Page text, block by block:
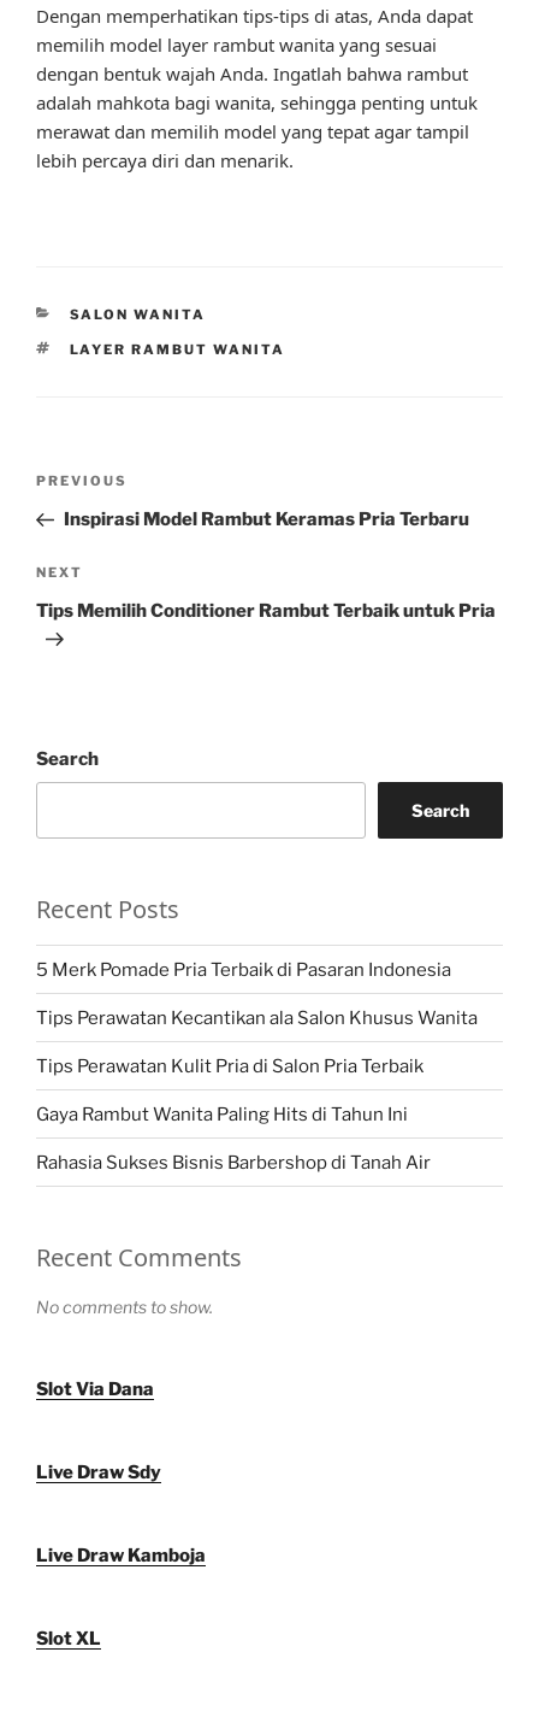
Dengan memperhatikan tips-tips di atas, Anda dapat
memilih model layer rambut wanita yang sesuai
dengan bentuk wajah Anda. Ingatlah bahwa rambut
adalah mahkota bagi wanita, sehingga penting untuk
merawat dan memilih model yang tepat agar tampil
lebih percaya diri dan menarik.
CATEGORIES
SALON WANITA
TAGS
LAYER RAMBUT WANITA
Previous
Post
PREVIOUS
Inspirasi Model Rambut Keramas Pria Terbaru
Next
Post
NEXT
Tips Memilih Conditioner Rambut Terbaik untuk Pria
Search
Search
Recent Posts
5 Merk Pomade Pria Terbaik di Pasaran Indonesia
Tips Perawatan Kecantikan ala Salon Khusus Wanita
Tips Perawatan Kulit Pria di Salon Pria Terbaik
Gaya Rambut Wanita Paling Hits di Tahun Ini
Rahasia Sukses Bisnis Barbershop di Tanah Air
Recent Comments
No comments to show.
Slot Via Dana
Live Draw Sdy
Live Draw Kamboja
Slot XL